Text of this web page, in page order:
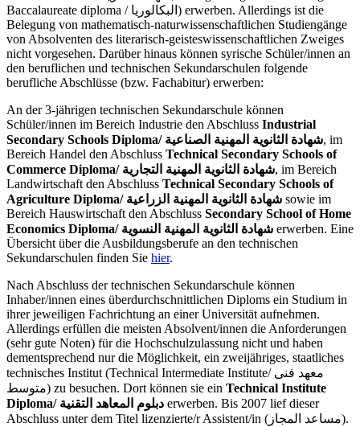
Baccalaureate diploma / البكالوريا) erwerben. Allerdings ist die
Belegung von mathematisch-naturwissenschaftlichen Studiengänge
von Absolventen des literarisch-geisteswissenschaftlichen Zweiges
nicht vorgesehen. Darüber hinaus können syrische Schüler/innen an
den beruflichen und technischen Sekundarschulen folgende
berufliche Abschlüsse (bzw. Fachabitur) erwerben:
An der 3-jährigen technischen Sekundarschule können
Schüler/innen im Bereich Industrie den Abschluss Industrial
Secondary Schools Diploma/ شهادة الثانوية المهنية الصناعية, im
Bereich Handel den Abschluss Technical Secondary Schools of
Commerce Diploma/ شهادة الثانوية المهنية التجارية, im Bereich
Landwirtschaft den Abschluss Technical Secondary Schools of
Agriculture Diploma/ شهادة الثانوية المهنية الزراعية sowie im
Bereich Hauswirtschaft den Abschluss Secondary School of Home
Economics Diploma/ شهادة الثانوية المهنية النسوية erwerben. Eine
Übersicht über die Ausbildungsberufe an den technischen
Sekundarschulen finden Sie hier.
Nach Abschluss der technischen Sekundarschule können
Inhaber/innen eines überdurchschnittlichen Diploms ein Studium in
ihrer jeweiligen Fachrichtung an einer Universität aufnehmen.
Allerdings erfüllen die meisten Absolvent/innen die Anforderungen
(sehr gute Noten) für die Hochschulzulassung nicht und haben
dementsprechend nur die Möglichkeit, ein zweijähriges, staatliches
technisches Institut (Technical Intermediate Institute/ معهد فنى
متوسط) zu besuchen. Dort können sie ein Technical Institute
erwerben. Bis 2007 lief dieser
Abschluss unter dem Titel lizenzierte/r Assistent/in (مساعد المجاز).